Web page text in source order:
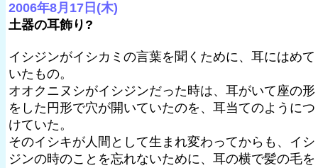
2006年8月17日(木)
土器の耳飾り?
イシジンがイシカミの言葉を聞くために、耳にはめて
いたもの。
オオクニヌシがイシジンだった時は、耳がいて座の形
をした円形で穴が開いていたのを、耳当てのようにつ
けていた。
そのイシキが人間として生まれ変わってからも、イシ
ジンの時のことを忘れないために、耳の横で髪の毛を